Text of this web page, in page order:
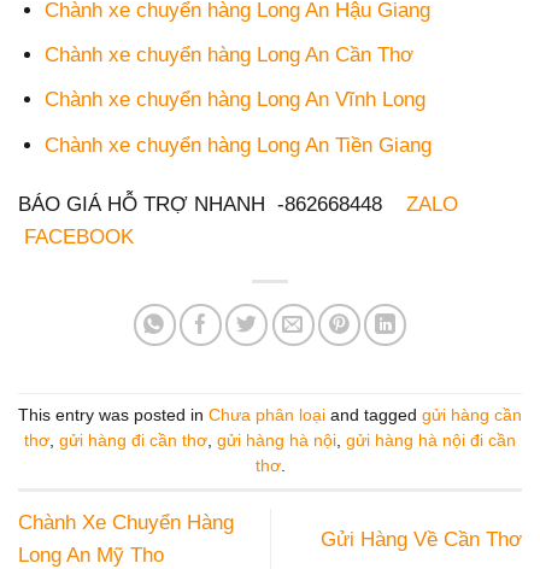
Chành xe chuyển hàng Long An Hậu Giang
Chành xe chuyển hàng Long An Cần Thơ
Chành xe chuyển hàng Long An Vĩnh Long
Chành xe chuyển hàng Long An Tiền Giang
BÁO GIÁ HỖ TRỢ NHANH -862668448 ZALO
FACEBOOK
This entry was posted in Chưa phân loại and tagged gửi hàng cần
thơ, gửi hàng đi cần thơ, gửi hàng hà nội, gửi hàng hà nội đi cần
thơ.
Chành Xe Chuyển Hàng
Long An Mỹ Tho
Gửi Hàng Về Cần Thơ